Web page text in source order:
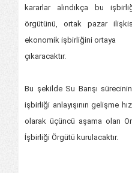
kararlar alındıkça bu
örgütünü, ortak pazar
ekonomik işbirliğini ortaya
çıkaracaktır.
Bu şekilde Su Barışı
işbirliği anlayışının gelişme
olarak üçüncü aşama olan
İşbirliği Örgütü kurulacaktır.